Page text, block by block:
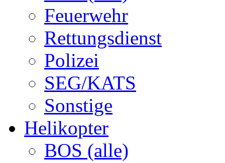
Feuerwehr
Rettungsdienst
Polizei
SEG/KATS
Sonstige
Helikopter
BOS (alle)